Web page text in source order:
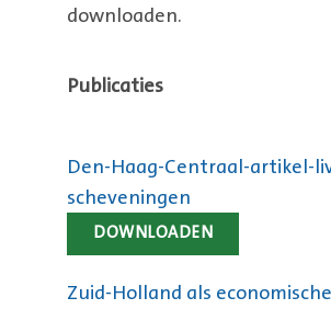
downloaden.
Publicaties
DOWNLOADEN
Den-Haag-Centraal-artikel-
scheveningen
Zuid-Holland als